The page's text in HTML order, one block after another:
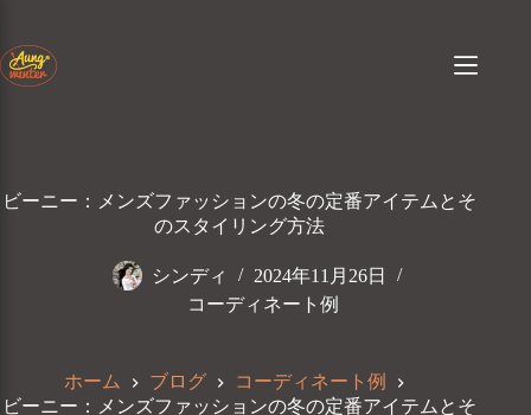
テ
ン
ッビーニー：メンズファッションの冬の定番アイテムとそ
のスタイリング方法
シンディ
2024年11月26日
コーディネート例
ホーム ブログ
コーディネート例
ビーニー：メンズファッションの冬の定番アイテムとそ